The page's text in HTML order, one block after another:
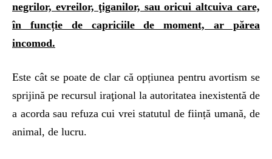
negrilor, evreilor, ţiganilor, sau oricui altcuiva care,
în funcție de capriciile de moment, ar părea
incomod.
Este cât se poate de clar că opțiunea pentru avortism se
sprijină pe recursul iraţional la autoritatea inexistentă de
a acorda sau refuza cui vrei statutul de ființă umană, de
animal, de lucru.